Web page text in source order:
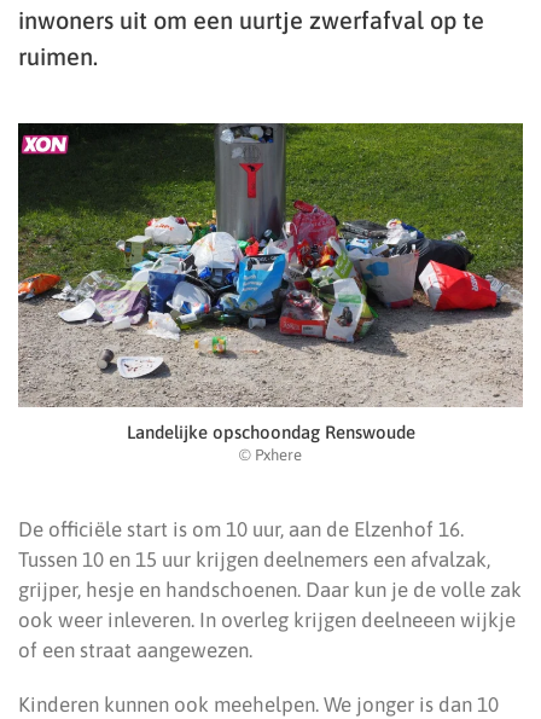
inwoners uit om een uurtje zwerfafval op te
ruimen.
Landelijke opschoondag Renswoude
© Pxhere
De officiële start is om 10 uur, aan de Elzenhof 16.
Tussen 10 en 15 uur krijgen deelnemers een afvalzak,
grijper, hesje en handschoenen. Daar kun je de volle zak
ook weer inleveren. In overleg krijgen deelneeen wijkje
of een straat aangewezen.
Kinderen kunnen ook meehelpen. We jonger is dan 10